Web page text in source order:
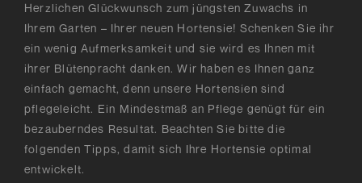
Herzlichen Glückwunsch zum jüngsten Zuwachs in
Ihrem Garten – Ihrer neuen Hortensie! Schenken Sie ihr
ein wenig Aufmerksamkeit und sie wird es Ihnen mit
ihrer Blütenpracht danken. Wir haben es Ihnen ganz
einfach gemacht, denn unsere Hortensien sind
pflegeleicht. Ein Mindestmaß an Pflege genügt für ein
bezauberndes Resultat. Beachten Sie bitte die
folgenden Tipps, damit sich Ihre Hortensie optimal
entwickelt.